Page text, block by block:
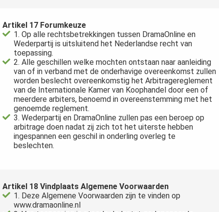
Artikel 17 Forumkeuze
1. Op alle rechtsbetrekkingen tussen DramaOnline en
Wederpartij is uitsluitend het Nederlandse recht van
toepassing.
2. Alle geschillen welke mochten ontstaan naar aanleiding
van of in verband met de onderhavige overeenkomst zullen
worden beslecht overeenkomstig het Arbitragereglement
van de Internationale Kamer van Koophandel door een of
meerdere arbiters, benoemd in overeenstemming met het
genoemde reglement.
3. Wederpartij en DramaOnline zullen pas een beroep op
arbitrage doen nadat zij zich tot het uiterste hebben
ingespannen een geschil in onderling overleg te
beslechten.
Artikel 18 Vindplaats Algemene Voorwaarden
1. Deze Algemene Voorwaarden zijn te vinden op
www.dramaonline.nl